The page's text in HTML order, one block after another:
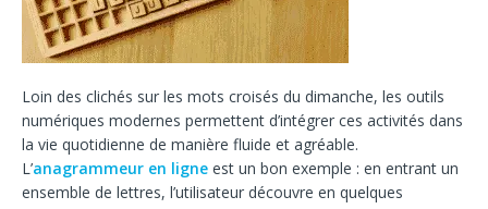
Loin des clichés sur les mots croisés du dimanche, les outils
numériques modernes permettent d’intégrer ces activités dans
la vie quotidienne de manière fluide et agréable.
L’anagrammeur en ligne est un bon exemple : en entrant un
ensemble de lettres, l’utilisateur découvre en quelques